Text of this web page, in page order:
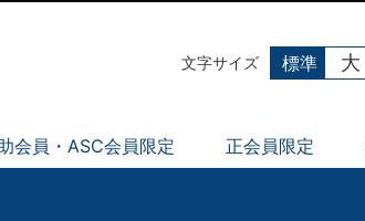
会員・ASC会員限定 正会員限定
文字サイズ 標準 大